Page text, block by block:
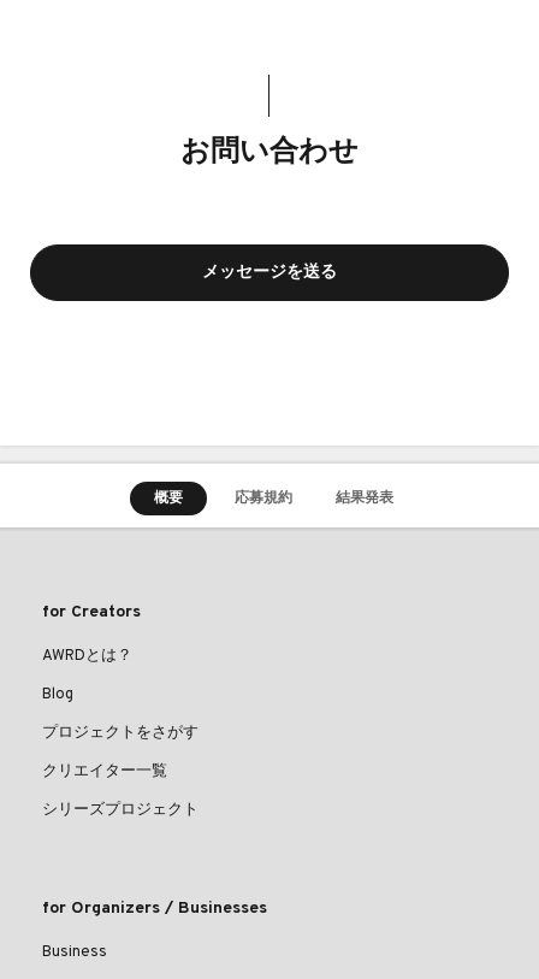
お問い合わせ
メッセージを送る
概要 応募規約 結果発表
for Creators
AWRDとは？
Blog
プロジェクトをさがす
クリエイター一覧
シリーズプロジェクト
for Organizers / Businesses
Business